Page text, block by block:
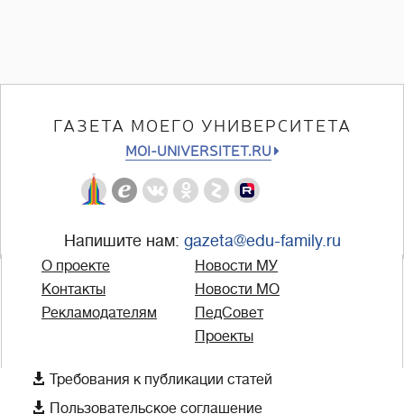
ГАЗЕТА МОЕГО УНИВЕРСИТЕТА
MOI-UNIVERSITET.RU
Напишите нам: gazeta@edu-family.ru
О проекте
Контакты
Рекламодателям
Новости МУ
Новости МО
ПедСовет
Проекты
 Требования к публикации статей
 Пользовательское соглашение